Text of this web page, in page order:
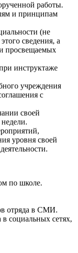
работы.
и принципам
(не
сведения, а
просвещаемых
инструктаже
учреждения
с
своей
уровня своей
по школе.
отряда в СМИ.
социальных сетях,